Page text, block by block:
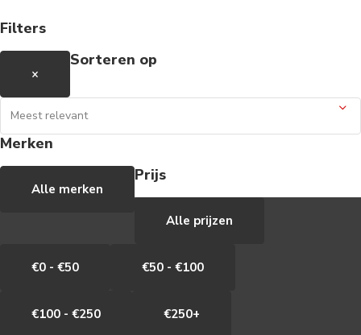
Filters
×
Sorteren op
Merken
Alle merken
Prijs
Alle prijzen
€0 - €50 €50 - €100
€100 - €250 €250+